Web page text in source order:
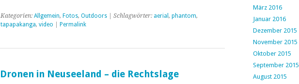
Kategorien: Allgemein, Fotos, Outdoors| Schlagwörter: aerial , phantom,
tapapakanga, video Permalink
Dronen in Neuseeland – die Rechtslage
März 2016
Januar 2016
Dezember 2015
November 2015
Oktober 2015
September 2015
August 2015